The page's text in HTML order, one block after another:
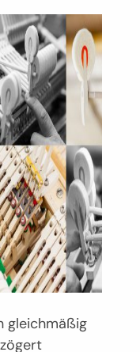
gleichmäßig